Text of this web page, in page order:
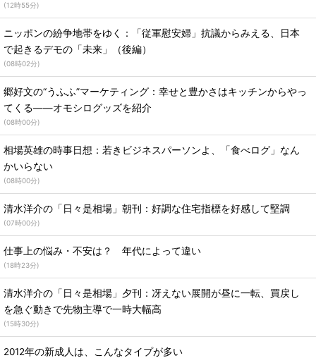
(12時55分)
ニッポンの紛争地帯をゆく：「従軍慰安婦」抗議からみえる、日本
で起きるデモの「未来」（後編）
(08時02分)
郷好文の“うふふ”マーケティング：幸せと豊かさはキッチンからやっ
てくる――オモシログッズを紹介
(08時00分)
相場英雄の時事日想：若きビジネスパーソンよ、「食べログ」なん
かいらない
(08時00分)
清水洋介の「日々是相場」朝刊：好調な住宅指標を好感して堅調
(07時00分)
仕事上の悩み・不安は？ 年代によって違い
(18時23分)
清水洋介の「日々是相場」夕刊：冴えない展開が昼に一転、買戻し
を急ぐ動きで先物主導で一時大幅高
(15時30分)
2012年の新成人は、こんなタイプが多い